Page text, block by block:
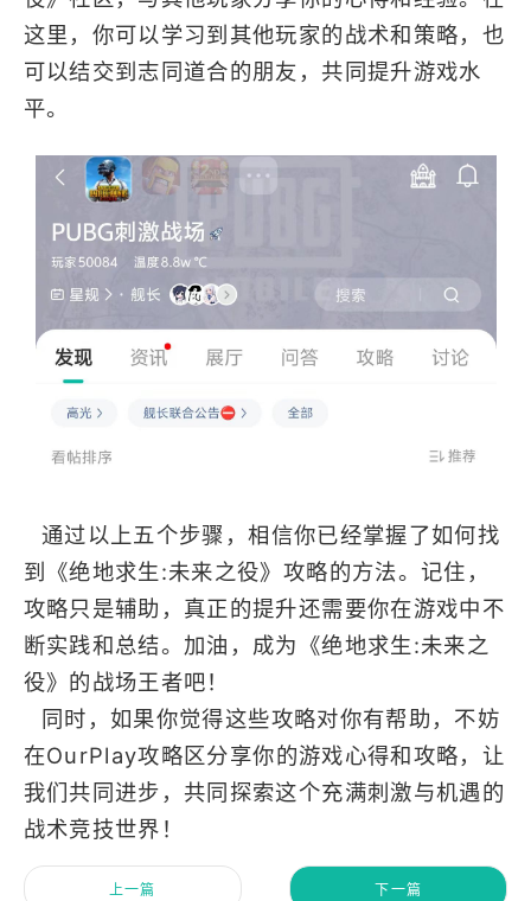
这里，你可以学习到其他玩家的战术和策略，也
可以结交到志同道合的朋友，共同提升游戏水
平。
通过以上五个步骤，相信你已经掌握了如何找
到《绝地求生:未来之役》攻略的方法。记住，
攻略只是辅助，真正的提升还需要你在游戏中不
断实践和总结。加油，成为《绝地求生:未来之
役》的战场王者吧！
同时，如果你觉得这些攻略对你有帮助，不妨
在OurPlay攻略区分享你的游戏心得和攻略，让
我们共同进步，共同探索这个充满刺激与机遇的
战术竞技世界！
上一篇 下一篇